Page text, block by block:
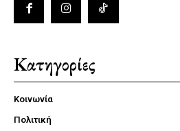
Κατηγορίες
Κοινωνία
Πολιτική